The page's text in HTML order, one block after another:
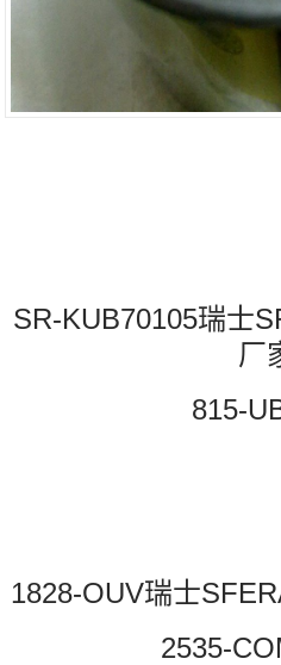
SR-KUB70105瑞士
厂
815-
1828-OUV瑞士
2535-